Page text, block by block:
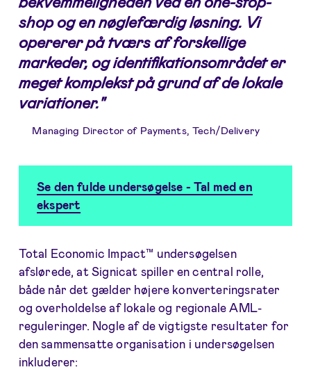
shop og en nøglefærdig løsning. Vi
opererer på tværs af forskellige
markeder, og identifikationsområdet er
meget komplekst på grund af de lokale
variationer."
Managing Director of Payments, Tech/Delivery
Se den fulde undersøgelse - Tal med en
ekspert
Total Economic Impact™ undersøgelsen
afslørede, at Signicat spiller en central rolle,
både når det gælder højere konverteringsrater
og overholdelse af lokale og regionale AML-
reguleringer. Nogle af de vigtigste resultater for
den sammensatte organisation i undersøgelsen
inkluderer: